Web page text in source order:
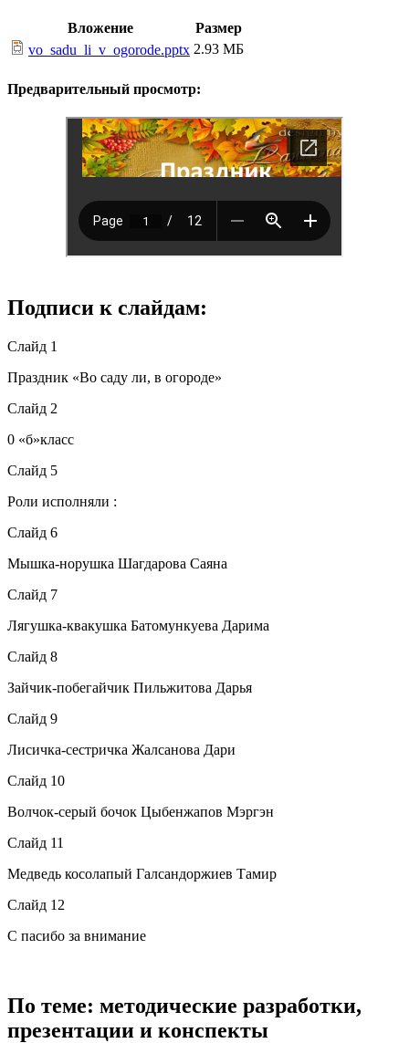
Вложение
Размер
vo_sadu_li_v_ogorode.pptx 2.93 МБ
Предварительный просмотр:
Подписи к слайдам:
Слайд 1
Праздник «Во саду ли, в огороде»
Слайд 2
0 «б»класс
Слайд 5
Роли исполняли :
Слайд 6
Мышка-норушка Шагдарова Саяна
Слайд 7
Лягушка-квакушка Батомункуева Дарима
Слайд 8
Зайчик-побегайчик Пильжитова Дарья
Слайд 9
Лисичка-сестричка Жалсанова Дари
Слайд 10
Волчок-серый бочок Цыбенжапов Мэргэн
Слайд 11
Медведь косолапый Галсандоржиев Тамир
Слайд 12
С пасибо за внимание
По теме: методические разработки,
презентации и конспекты